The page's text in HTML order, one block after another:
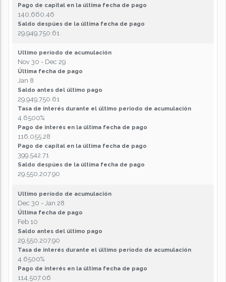
Pago de capital en la última fecha de pago
140,660.46
Saldo despúes de la última fecha de pago
29,949,750.61
Ultimo período de acumulación
Nov 30 - Dec 29
Última fecha de pago
Jan 8
Saldo antes del último pago
29,949,750.61
Tasa de interés durante el último periodo de acumulación
4.6500%
Pago de interés en la última fecha de pago
116,055.28
Pago de capital en la última fecha de pago
399,542.71
Saldo despúes de la última fecha de pago
29,550,207.90
Ultimo período de acumulación
Dec 30 - Jan 28
Última fecha de pago
Feb 10
Saldo antes del último pago
29,550,207.90
Tasa de interés durante el último periodo de acumulación
4.6500%
Pago de interés en la última fecha de pago
114,507.06